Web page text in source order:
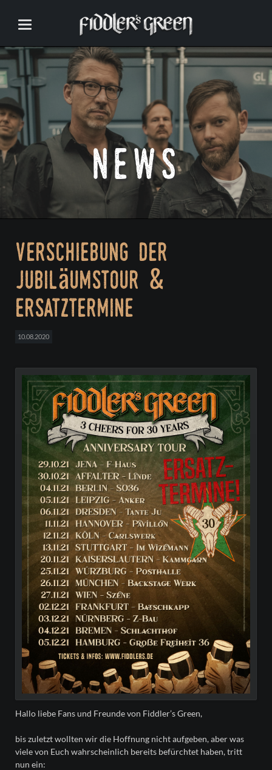
news
verschiebung der
jubiläumstour &
ersatztermine
10.08.2020
Hallo liebe Fans und Freunde von Fiddler’s Green,
bis zuletzt wollten wir die Hoffnung nicht aufgeben, aber was
viele von Euch wahrscheinlich bereits befürchtet haben, tritt
nun ein: